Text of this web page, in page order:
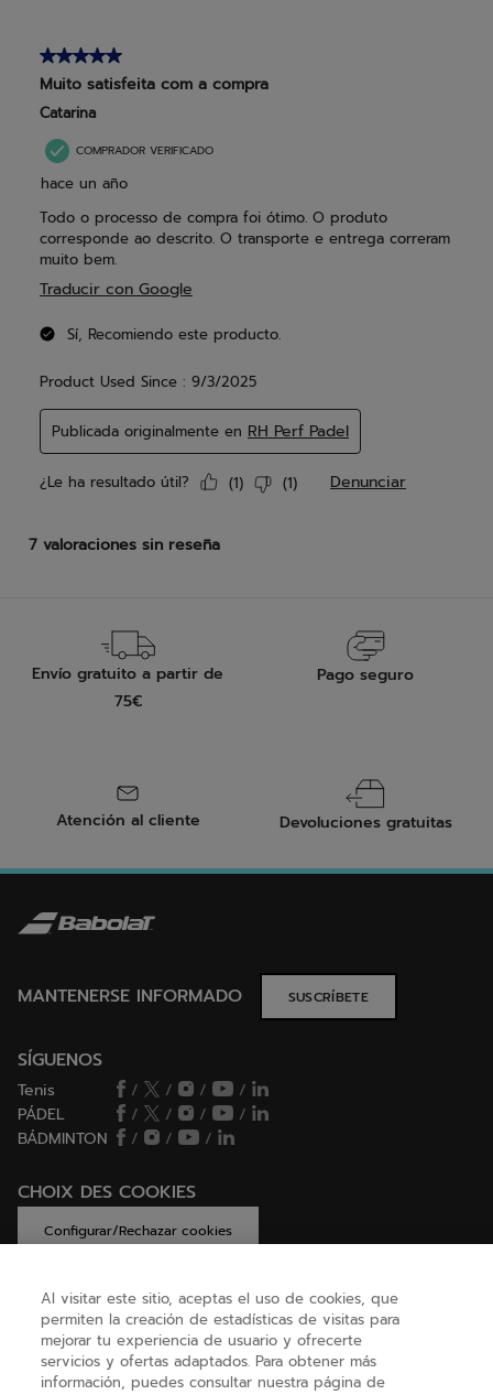
Envío gratuito a partir de
75€
Pago seguro
Atención al cliente Devoluciones gratuitas
MANTENERSE INFORMADO SUSCRÍBETE
SÍGUENOS
Tenis / / /
/
PÁDEL
/ / /
/
BÁDMINTON
/ / /
CHOIX DES COOKIES
Configurar/Rechazar cookies
AYUDA
Al visitar este sitio, aceptas el uso de cookies, que
permiten la creación de estadísticas de visitas para
mejorar tu experiencia de usuario y ofrecerte
servicios y ofertas adaptados. Para obtener más
información, puedes consultar nuestra página de